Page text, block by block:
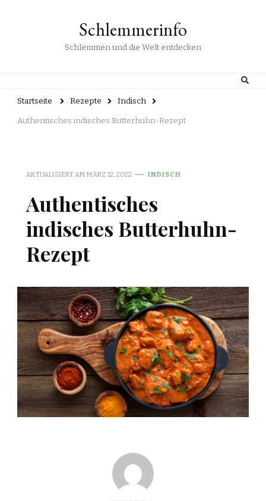
Schlemmerinfo
Schlemmen und die Welt entdecken
Startseite Rezepte Indisch
Authentisches indisches Butterhuhn-Rezept
AKTUALISIERT AM MÄRZ 12, 2022 INDISCH
Authentisches
indisches Butterhuhn-
Rezept